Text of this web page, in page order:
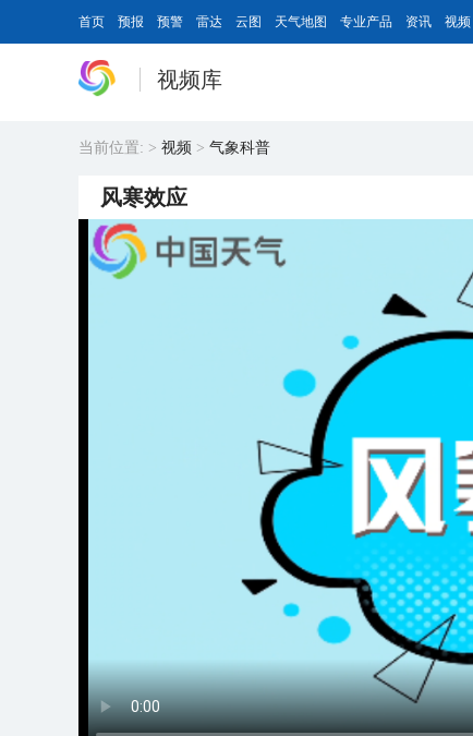
首页 预报 预警 雷达 云图 天气地图 专业产品 资讯 视频
视频库
当前位置: > 视频 > 气象科普
风寒效应